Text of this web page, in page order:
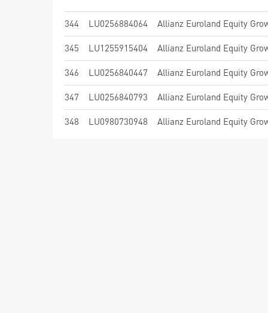
344 LU0256884064 Allianz Euroland Equity
345 LU1255915404 Allianz Euroland Equity
346 LU0256840447 Allianz Euroland Equity
347 LU0256840793 Allianz Euroland Equity
348 LU0980730948 Allianz Euroland Equity